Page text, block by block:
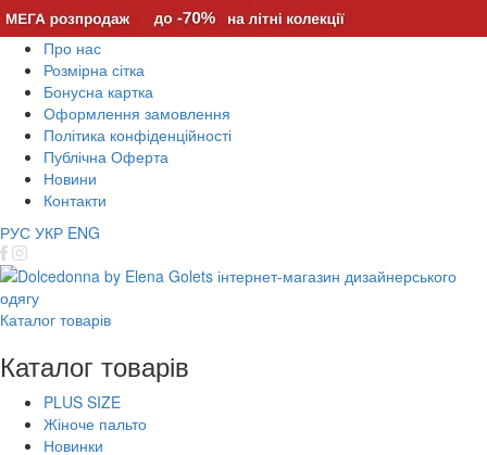
Про нас
Розмірна сітка
Бонусна картка
Оформлення замовлення
Політика конфіденційності
Публічна Оферта
Новини
Контакти
РУС УКР ENG
Каталог товарів
Каталог товарів
PLUS SIZE
Жіноче пальто
Новинки